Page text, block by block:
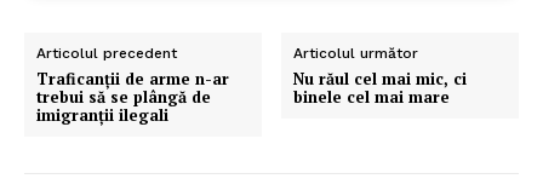
Articolul precedent
Traficanții de arme n-ar
trebui să se plângă de
imigranții ilegali
Articolul următor
Nu răul cel mai mic, ci
binele cel mai mare